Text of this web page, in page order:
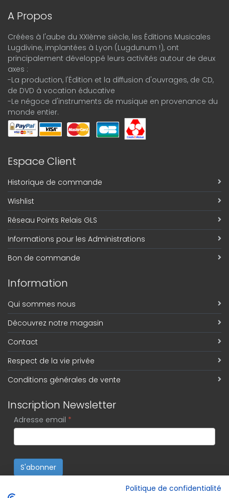
A Propos
Créées à l'aube du XXIème siècle, les Éditions Musicales
Lugdivine, implantées à Lyon (Lugdunum !), ont
principalement développé leurs activités autour de deux
axes :
-La production, l'Édition et la diffusion d'ouvrages, de CD,
de DVD à vocation éducative
-Le négoce d'instruments de musique en provenance du
monde entier.
Espace Client
Historique de commande
Wishlist
Réseau Points Relais GLS
Informations pour les Administrations
Bon de commande
Information
Qui sommes nous
Découvrez notre magasin
Contact
Respect de la vie privée
Conditions générales de vente
Inscription Newsletter
Adresse email *
S'abonner
Politique de confidentialité